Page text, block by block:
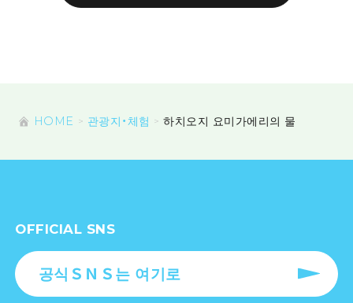
HOME 관광지・체험 하치오지 요미가에리의 물
OFFICIAL SNS
공식ＳＮＳ는 여기로